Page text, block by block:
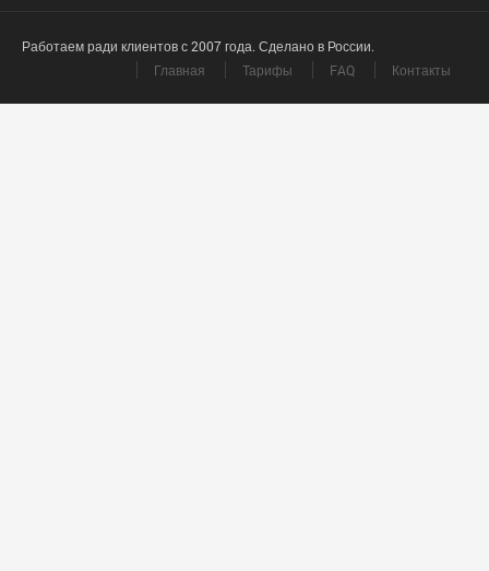
Работаем ради клиентов с 2007 года. Сделано в России.
Главная
Тарифы FAQ Контакты